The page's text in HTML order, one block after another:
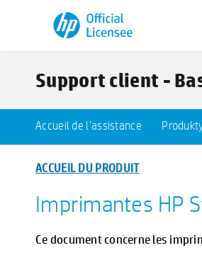
Support client -
Accueil de l'assistance
ACCUEIL DU PRODUIT
Imprimantes HP
Ce document concerne les